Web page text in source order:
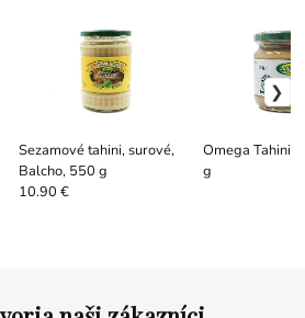
Sezamové tahini, surové,
Balcho, 550 g
10.90 €
Omega Tahini,
g